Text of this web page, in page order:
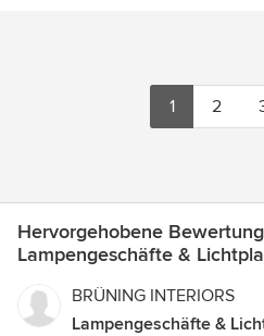
1 2
Hervorgehobene
Lampengeschäfte &
BRÜNING INTERIORS
Lampengeschäfte &